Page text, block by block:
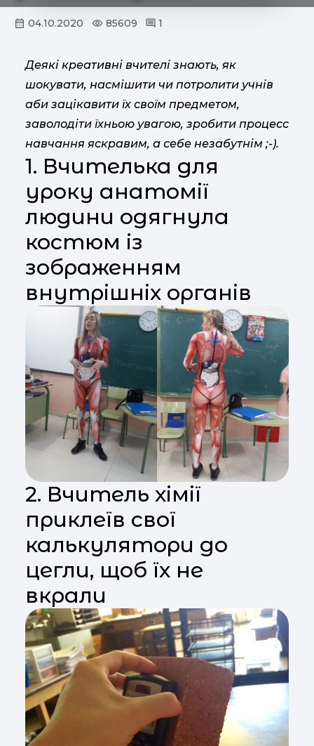
04.10.2020 85609 1
Деякі креативні вчителі знають, як
шокувати, насмішити чи потролити учнів
аби зацікавити їх своїм предметом,
заволодіти їхньою увагою, зробити процесс
навчання яскравим, а себе незабутнім ;-).
1. Вчителька для
уроку анатомії
людини одягнула
костюм із
зображенням
внутрішніх органів
2. Вчитель хімії
приклеїв свої
калькулятори до
цегли, щоб їх не
вкрали